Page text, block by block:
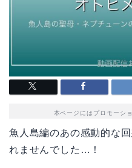
本ページにはプロモーシ
魚人島編のあの感動的な
れませんでした…！